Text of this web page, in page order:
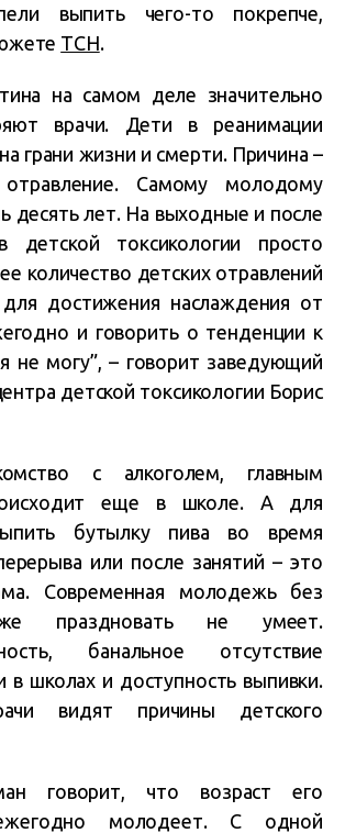
выпить чего-то покрепче,
ТСН.
на самом деле значительно
врачи. Дети в реанимации
грани жизни и смерти. Причина –
отравление. Самому молодому
десять лет. На выходные и после
детской токсикологии просто
количество детских отравлений
для достижения наслаждения от
и говорить о тенденции к
не могу”, – говорит заведующий
детской токсикологии Борис
с алкоголем, главным
еще в школе. А для
бутылку пива во время
или после занятий – это
Современная молодежь без
праздновать не умеет.
банальное отсутствие
в школах и доступность выпивки.
видят причины детского
говорит, что возраст его
молодеет. С одной